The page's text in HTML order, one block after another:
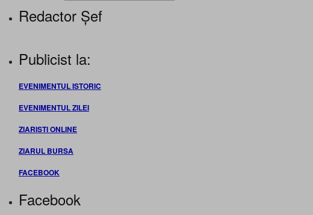
Redactor Șef
Publicist la:
EVENIMENTUL ISTORIC
EVENIMENTUL ZILEI
ZIARISTI ONLINE
ZIARUL BURSA
FACEBOOK
Facebook